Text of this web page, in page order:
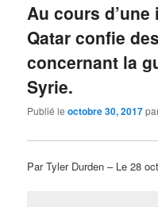
Au cours d’une
Qatar confie
concernant la
Syrie.
Publié leoctobre 30, 2017
Par Tyler Durden – Le 28